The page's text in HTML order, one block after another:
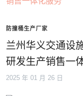
防撞桶生产厂家
兰州华义交通设
研发生产销售一
2025 年 01 月 26 日